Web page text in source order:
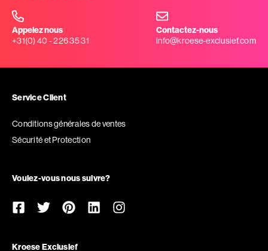
Appelez nous
+31(0) 40 - 226 35 31
Contactez-nous
info@kroese-exclusief.com
Service Client
Conditions générales de ventes
Sécurité et Protection
Voulez-vous nous suivre?
Kroese Exclusief